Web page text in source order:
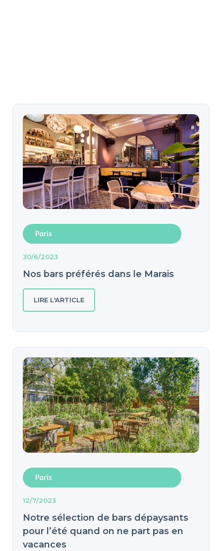
Paris
30/6/2023
Nos bars préférés dans le Marais
LIRE L'ARTICLE
Paris
12/7/2023
Notre sélection de bars dépaysants
pour l’été quand on ne part pas en
vacances